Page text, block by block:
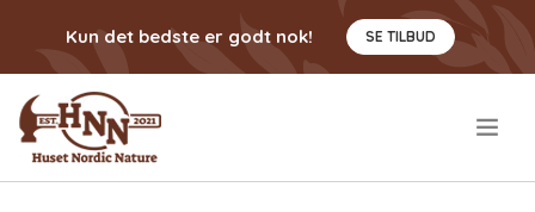
Kun det bedste er godt nok! SE TILBUD